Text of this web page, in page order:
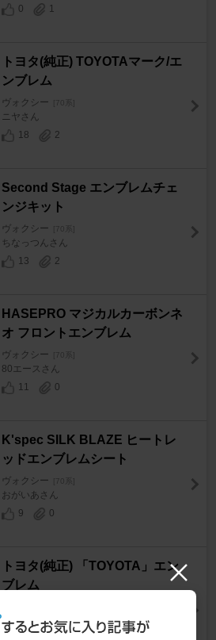
0
1
トヨタ(純正) TOYOTAマーク/エ
ンブレム
ヴォクシー [70系]
ニヤさん
18
2
Second Stage エンブレムチェ
ンジキット
ヴォクシー [70系]
ちなっつんさん
13
2
HASEPRO マジカルカーボンネ
オ フロントエンブレム
ヴォクシー [70系]
80エースさん
11
0
K'spec SILK BLAZE ヒートレ
ッドエンブレムシート
ヴォクシー [70系]
おがいあさん
9
0
トヨタ(純正) 「TOYOTA」エン
ブレム
GON♂さん